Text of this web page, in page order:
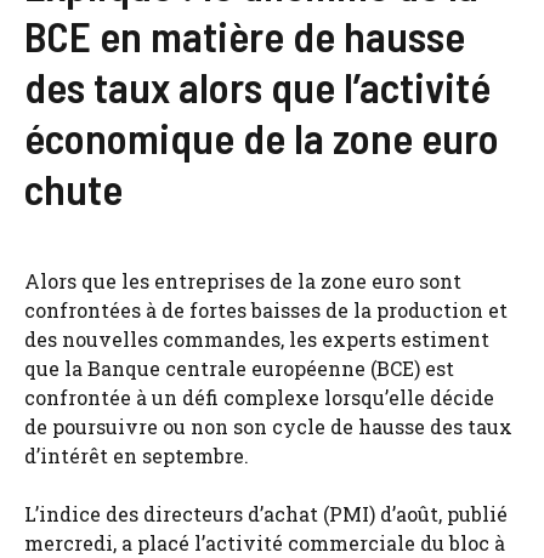
BCE en matière de hausse
des taux alors que l’activité
économique de la zone euro
chute
Alors que les entreprises de la zone euro sont
confrontées à de fortes baisses de la production et
des nouvelles commandes, les experts estiment
que la Banque centrale européenne (BCE) est
confrontée à un défi complexe lorsqu’elle décide
de poursuivre ou non son cycle de hausse des taux
d’intérêt en septembre.
L’indice des directeurs d’achat (PMI) d’août, publié
mercredi, a placé l’activité commerciale du bloc à